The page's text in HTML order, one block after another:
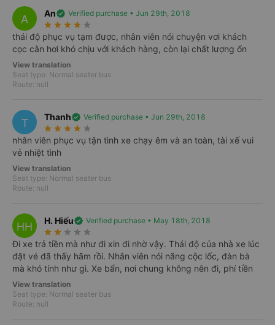
Hà Nội
Best-price trips available every day on Vexere
Select trips
Thừa Thiên Huế Hà Nội
Best-price trips available every day on Vexere
Benefits of booking on Vexere
Guaranteed transport
Bus operators receive your booking information instantly.
Guarantee 150% refund if transport service is not
A Anverified Verified purchase • Jun 29th, 2018
star_rate star_rate star_rate star_rate star_rate
thái độ phục vụ tạm được, nhân viên nói chuyện vơi khách
cọc cằn hơi khó chịu với khách hàng, còn lại chất lượng ổn
View translation
Seat type: Normal seater bus
Route: null
T Thanhverified Verified purchase • Jun 29th, 2018
star_rate star_rate star_rate star_rate star_rate
nhân viên phục vụ tận tình xe chạy êm và an toàn, tài xế vui
vẻ nhiệt tình
View translation
Seat type: Normal seater bus
Route: null
HH H. Hiếuverified Verified purchase • May 18th, 2018
star_rate star_rate star_rate star_rate star_rate
Đi xe trả tiền mà như đi xin đi nhờ vậy. Thái độ của nhà xe lúc
đặt vé đã thấy hãm rồi. Nhân viên nói năng cộc lốc, đàn bà
mà khó tính như gì. Xe bẩn, nơi chung không nên đi, phí tiền
View translation
Seat type: Normal seater bus
Route: null